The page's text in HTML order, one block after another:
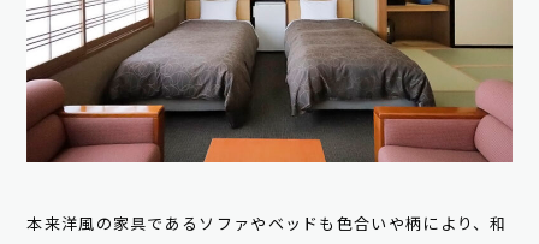
本来洋風の家具であるソファやベッドも色合いや柄により、和